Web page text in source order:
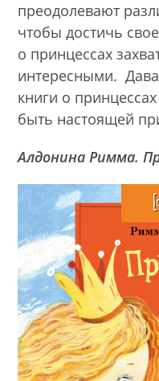
преодолевают
чтобы достичь
о принцессах
интересными.
книги о
быть настоящей
Алдонина Римма.